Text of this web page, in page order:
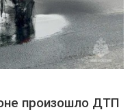
произошло ДТП